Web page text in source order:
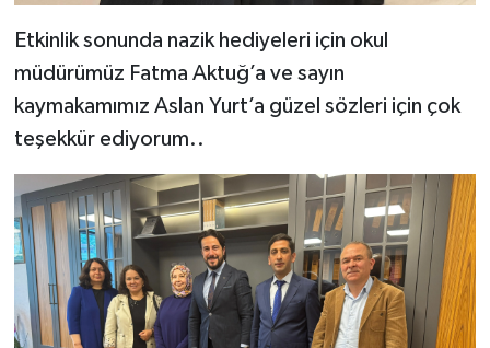
Etkinlik sonunda nazik hediyeleri için okul
müdürümüz Fatma Aktuğ’a ve sayın
kaymakamımız Aslan Yurt’a güzel sözleri için çok
teşekkür ediyorum..